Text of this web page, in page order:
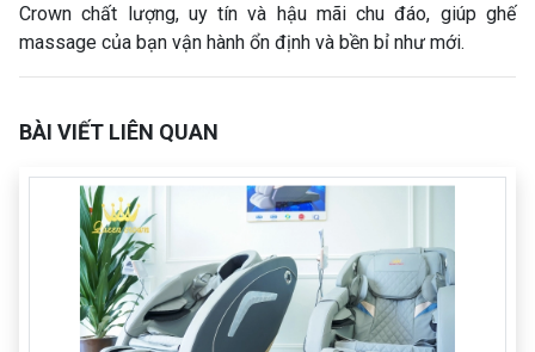
Crown chất lượng, uy tín và hậu mãi chu đáo, giúp ghế
massage của bạn vận hành ổn định và bền bỉ như mới.
BÀI VIẾT LIÊN QUAN